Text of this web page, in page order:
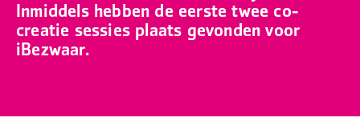
Inmiddels hebben de eerste twee co-
creatie sessies plaats gevonden voor
iBezwaar.